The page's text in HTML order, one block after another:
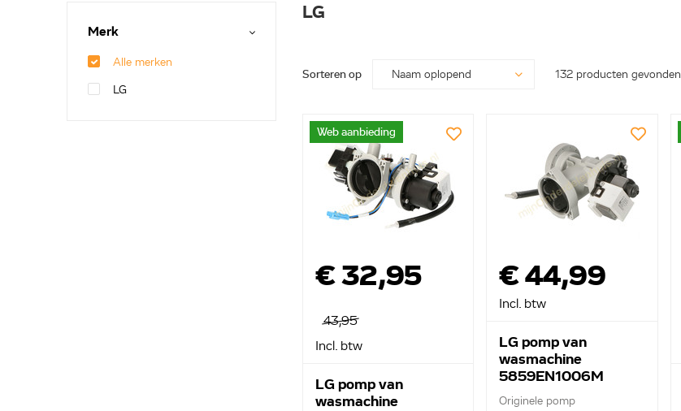
Merk
Alle merken
LG
LG
Sorteren op 132 producten gevonden
Web aanbieding
€ 32,95
43,95
Incl. btw
LG pomp van
wasmachine
€ 44,99
Incl. btw
LG pomp van
wasmachine
5859EN1006M
Originele pomp